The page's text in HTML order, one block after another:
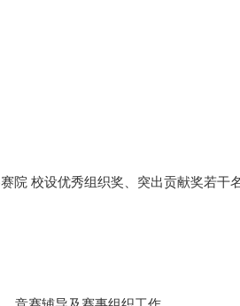
院 校设优秀组织奖、突出贡献奖若干名